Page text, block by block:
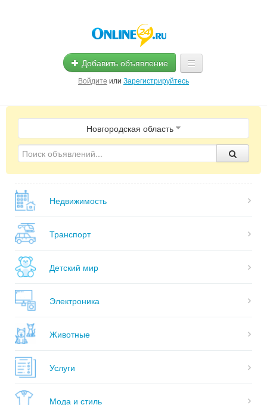
Добавить объявление
Войдите или Зарегистрируйтесь
Главная
Помощь
Новгородская область
Недвижимость
Транспорт
Детский мир
Электроника
Животные
Услуги
Мода и стиль